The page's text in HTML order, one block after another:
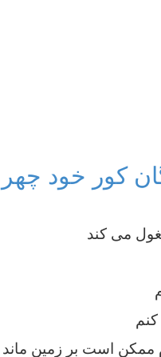
کور خود
می کند
ممکن است بر زمین ماند